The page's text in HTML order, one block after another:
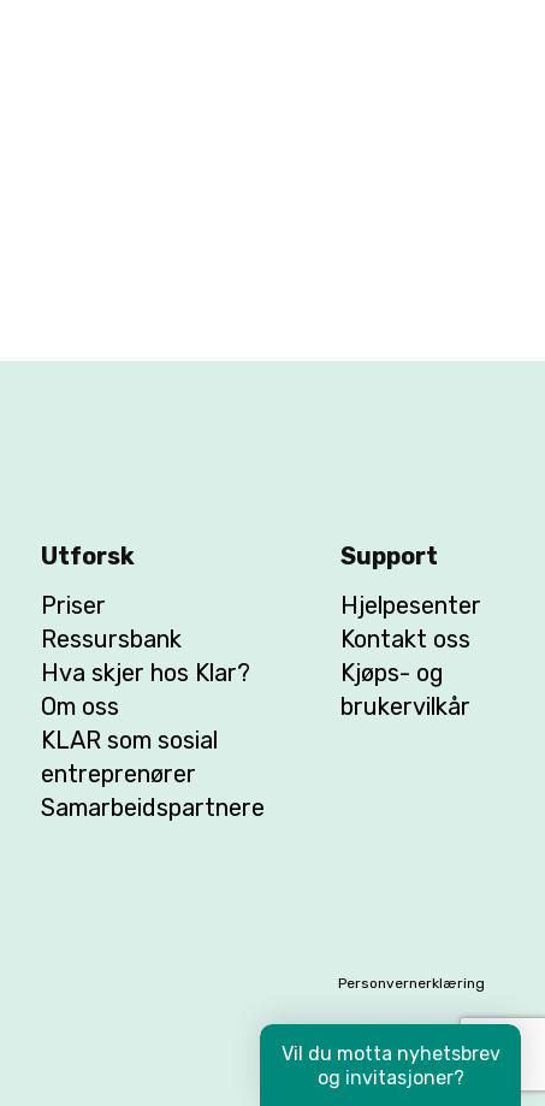
Utforsk
Priser
Ressursbank
Hva skjer hos Klar?
Om oss
KLAR som sosial
entreprenører
Samarbeidspartnere
Support
Hjelpesenter
Kontakt oss
Kjøps- og
brukervilkår
Personvernerklæring
Vil du motta nyhetsbrev
og invitasjoner?